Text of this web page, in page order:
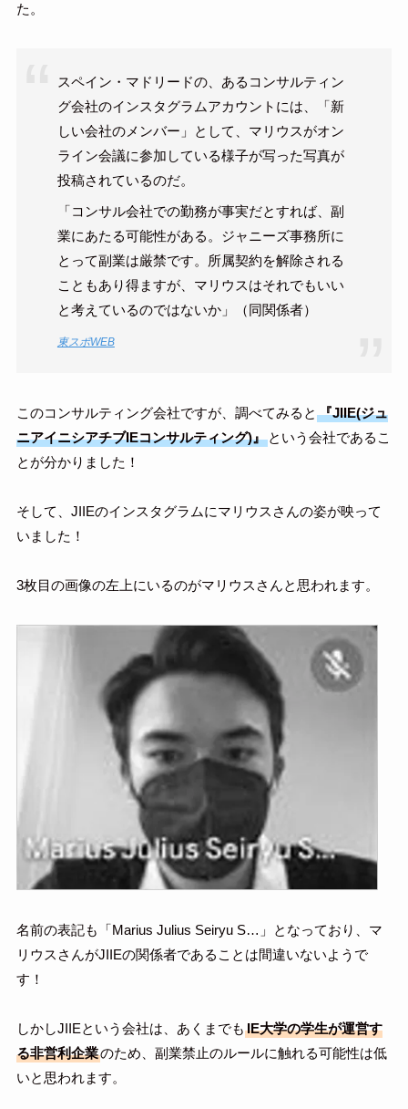
た。
スペイン・マドリードの、あるコンサルティン
グ会社のインスタグラムアカウントには、「新
しい会社のメンバー」として、マリウスがオン
ライン会議に参加している様子が写った写真が
投稿されているのだ。
「コンサル会社での勤務が事実だとすれば、副
業にあたる可能性がある。ジャニーズ事務所に
とって副業は厳禁です。所属契約を解除される
こともあり得ますが、マリウスはそれでもいい
と考えているのではないか」（同関係者）
東スポWEB
このコンサルティング会社ですが、調べてみると 『JIIE(ジュ
ニアイニシアチブIEコンサルティング)』という会社であるこ
とが分かりました！
そして、JIIEのインスタグラムにマリウスさんの姿が映って
いました！
3枚目の画像の左上にいるのがマリウスさんと思われます。
名前の表記も「Marius Julius Seiryu S…」となっており、マ
リウスさんがJIIEの関係者であることは間違いないようで
す！
しかしJIIEという会社は、あくまでも IE大学の学生が運営す
る非営利企業のため、副業禁止のルールに触れる可能性は低
いと思われます。